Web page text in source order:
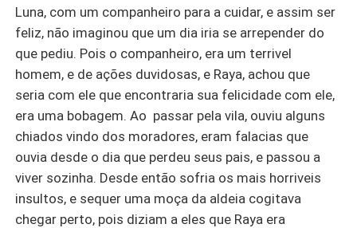
Luna, com um companheiro para a cuidar, e assim ser
feliz, não imaginou que um dia iria se arrepender do
que pediu. Pois o companheiro, era um terrivel
homem, e de ações duvidosas, e Raya, achou que
seria com ele que encontraria sua felicidade com ele,
era uma bobagem. Ao passar pela vila, ouviu alguns
chiados vindo dos moradores, eram falacias que
ouvia desde o dia que perdeu seus pais, e passou a
viver sozinha. Desde então sofria os mais horriveis
insultos, e sequer uma moça da aldeia cogitava
chegar perto, pois diziam a eles que Raya era